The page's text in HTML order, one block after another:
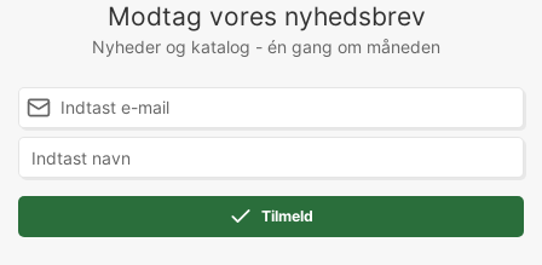
Modtag vores nyhedsbrev
Nyheder og katalog - én gang om måneden
Tilmeld